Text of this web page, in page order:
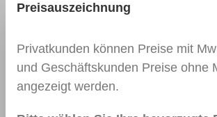
Preisauszeichnung
Privatkunden können Preise mit
und Geschäftskunden Preise ohne
angezeigt werden.